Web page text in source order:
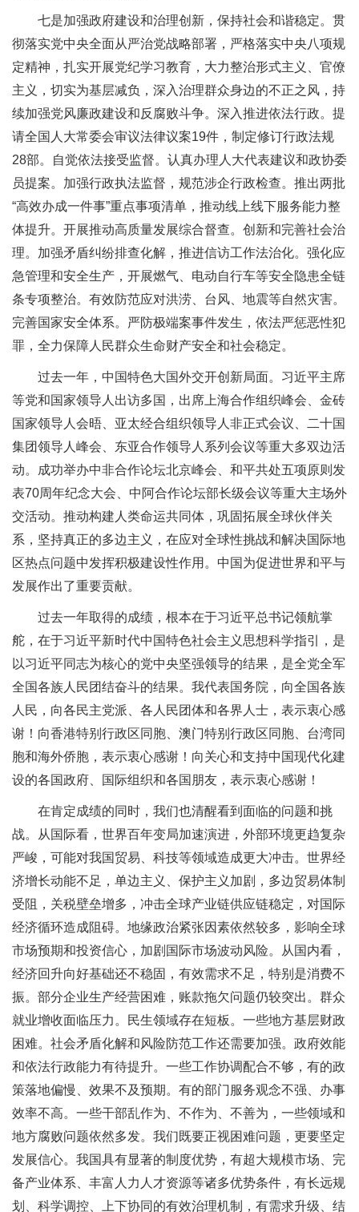
七是加强政府建设和治理创新，保持社会和谐稳定。贯
彻落实党中央全面从严治党战略部署，严格落实中央八项规
定精神，扎实开展党纪学习教育，大力整治形式主义、官僚
主义，切实为基层减负，深入治理群众身边的不正之风，持
续加强党风廉政建设和反腐败斗争。深入推进依法行政。提
请全国人大常委会审议法律议案19件，制定修订行政法规
28部。自觉依法接受监督。认真办理人大代表建议和政协委
员提案。加强行政执法监督，规范涉企行政检查。推出两批
“高效办成一件事”重点事项清单，推动线上线下服务能力整
体提升。开展推动高质量发展综合督查。创新和完善社会治
理。加强矛盾纠纷排查化解，推进信访工作法治化。强化应
急管理和安全生产，开展燃气、电动自行车等安全隐患全链
条专项整治。有效防范应对洪涝、台风、地震等自然灾害。
完善国家安全体系。严防极端案事件发生，依法严惩恶性犯
罪，全力保障人民群众生命财产安全和社会稳定。
过去一年，中国特色大国外交开创新局面。习近平主席
等党和国家领导人出访多国，出席上海合作组织峰会、金砖
国家领导人会晤、亚太经合组织领导人非正式会议、二十国
集团领导人峰会、东亚合作领导人系列会议等重大多双边活
动。成功举办中非合作论坛北京峰会、和平共处五项原则发
表70周年纪念大会、中阿合作论坛部长级会议等重大主场外
交活动。推动构建人类命运共同体，巩固拓展全球伙伴关
系，坚持真正的多边主义，在应对全球性挑战和解决国际地
区热点问题中发挥积极建设性作用。中国为促进世界和平与
发展作出了重要贡献。
过去一年取得的成绩，根本在于习近平总书记领航掌
舵，在于习近平新时代中国特色社会主义思想科学指引，是
以习近平同志为核心的党中央坚强领导的结果，是全党全军
全国各族人民团结奋斗的结果。我代表国务院，向全国各族
人民，向各民主党派、各人民团体和各界人士，表示衷心感
谢！向香港特别行政区同胞、澳门特别行政区同胞、台湾同
胞和海外侨胞，表示衷心感谢！向关心和支持中国现代化建
设的各国政府、国际组织和各国朋友，表示衷心感谢！
在肯定成绩的同时，我们也清醒看到面临的问题和挑
战。从国际看，世界百年变局加速演进，外部环境更趋复杂
严峻，可能对我国贸易、科技等领域造成更大冲击。世界经
济增长动能不足，单边主义、保护主义加剧，多边贸易体制
受阻，关税壁垒增多，冲击全球产业链供应链稳定，对国际
经济循环造成阻碍。地缘政治紧张因素依然较多，影响全球
市场预期和投资信心，加剧国际市场波动风险。从国内看，
经济回升向好基础还不稳固，有效需求不足，特别是消费不
振。部分企业生产经营困难，账款拖欠问题仍较突出。群众
就业增收面临压力。民生领域存在短板。一些地方基层财政
困难。社会矛盾化解和风险防范工作还需要加强。政府效能
和依法行政能力有待提升。一些工作协调配合不够，有的政
策落地偏慢、效果不及预期。有的部门服务观念不强、办事
效率不高。一些干部乱作为、不作为、不善为，一些领域和
地方腐败问题依然多发。我们既要正视困难问题，更要坚定
发展信心。我国具有显著的制度优势，有超大规模市场、完
备产业体系、丰富人力人才资源等诸多优势条件，有长远规
划、科学调控、上下协同的有效治理机制，有需求升级、结